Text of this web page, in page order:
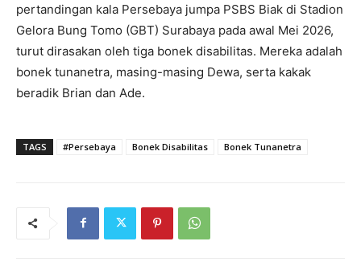
pertandingan kala Persebaya jumpa PSBS Biak di Stadion
Gelora Bung Tomo (GBT) Surabaya pada awal Mei 2026,
turut dirasakan oleh tiga bonek disabilitas. Mereka adalah
bonek tunanetra, masing-masing Dewa, serta kakak
beradik Brian dan Ade.
TAGS #Persebaya Bonek Disabilitas Bonek Tunanetra